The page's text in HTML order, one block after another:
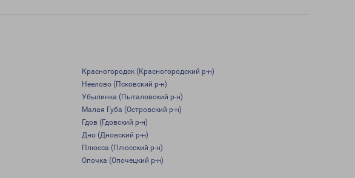
Красногородск (Красногородский р-н)
Неелово (Псковский р-н)
Убылинка (Пыталовский р-н)
Малая Губа (Островский р-н)
Гдов (Гдовский р-н)
Дно (Дновский р-н)
Плюсса (Плюсский р-н)
Опочка (Опочецкий р-н)